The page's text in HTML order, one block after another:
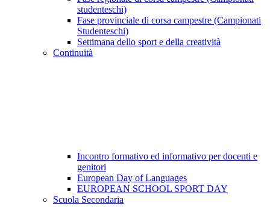
studenteschi)
Fase provinciale di corsa campestre (Campionati
Studenteschi)
Settimana dello sport e della creatività
Continuità
Incontro formativo ed informativo per docenti e
genitori
European Day of Languages
EUROPEAN SCHOOL SPORT DAY
Scuola Secondaria